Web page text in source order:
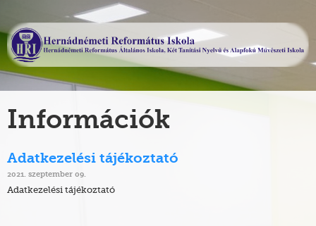
Információk
Adatkezelési tájékoztató
2021. szeptember 09.
Adatkezelési tájékoztató